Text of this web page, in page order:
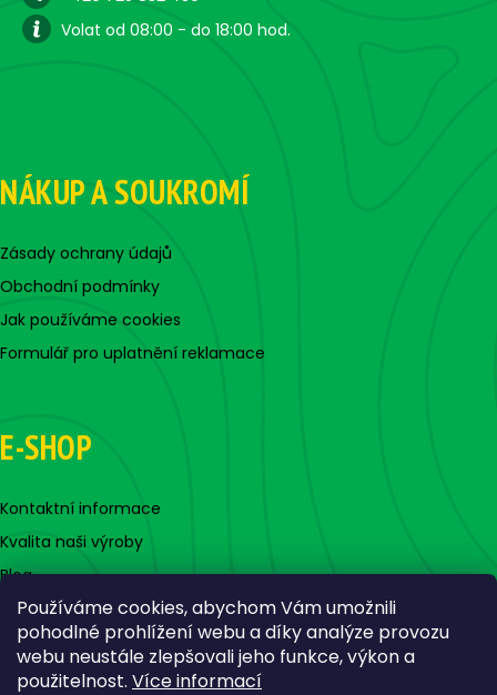
Používáme cookies, abychom Vám umožnili
pohodlné prohlížení webu a díky analýze provozu
webu neustále zlepšovali jeho funkce, výkon a
použitelnost. Více informací
Volat od 08:00 - do 18:00 hod.
NÁKUP A SOUKROMÍ
Zásady ochrany údajů
Obchodní podmínky
Jak používáme cookies
Formulář pro uplatnění reklamace
E-SHOP
Kontaktní informace
Kvalita naši výroby
Blog